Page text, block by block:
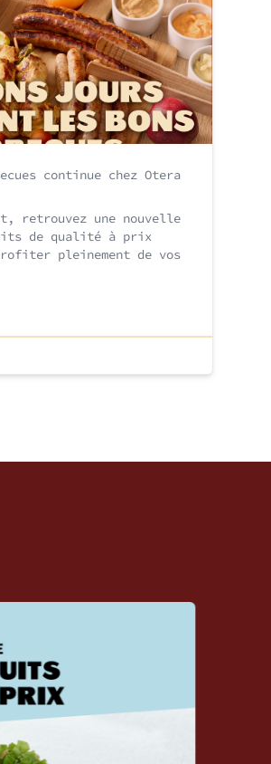
continue chez Otera
retrouvez une nouvelle
de qualité à prix
pleinement de vos